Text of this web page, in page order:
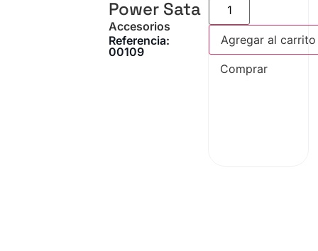
Power Sata
Accesorios
Referencia:
00109
Agregar al carrito
Comprar